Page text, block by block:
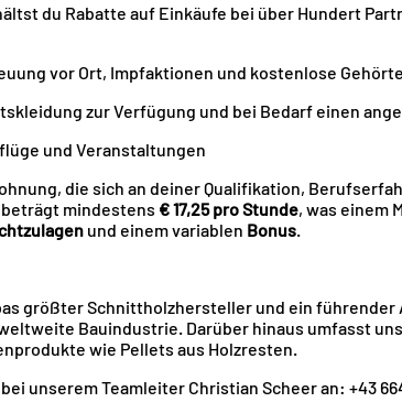
du Rabatte auf Einkäufe bei über Hundert
vor Ort, Impfaktionen und kostenlose
zur Verfügung und bei Bedarf einen
und Veranstaltungen
die sich an deiner Qualifikation,
mindestens € 17,25 pro Stunde, was einem
und einem variablen Bonus.
größter Schnittholzhersteller und ein
Bauindustrie. Darüber hinaus umfasst
wie Pellets aus Holzresten.
unserem Teamleiter Christian Scheer an: +43